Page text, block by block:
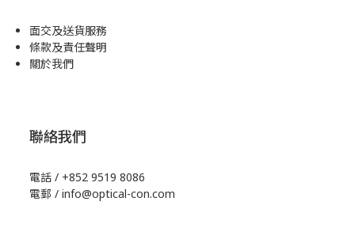
面交及送貨服務
條款及責任聲明
關於我們
聯絡我們
電話 / +852 9519 8086
電郵 / info@optical-con.com